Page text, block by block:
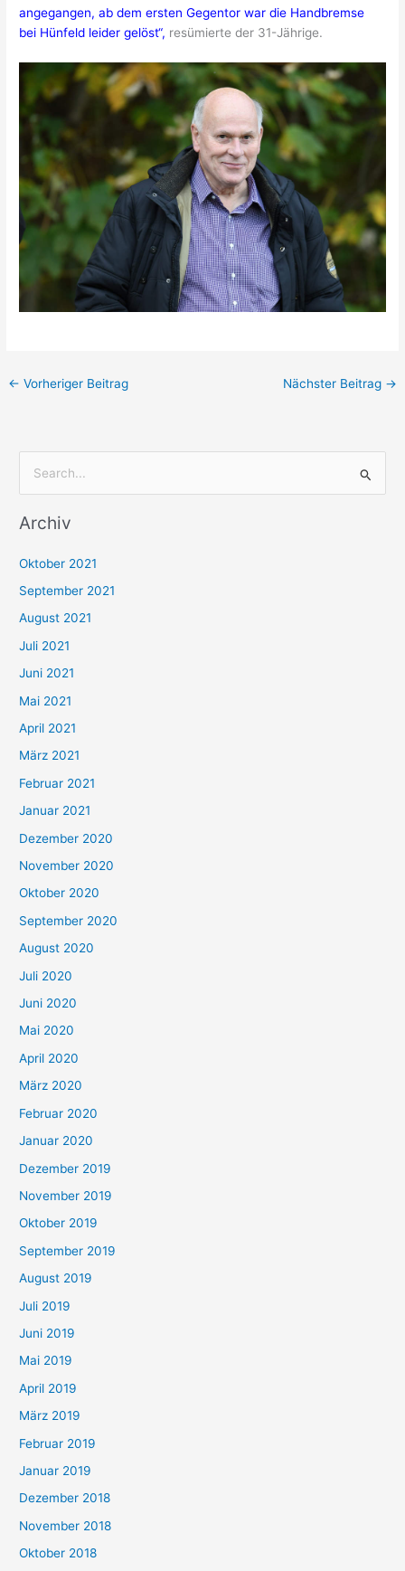
angegangen, ab dem ersten Gegentor war die Handbremse
bei Hünfeld leider gelöst“, resümierte der 31-Jährige.
← Vorheriger Beitrag Nächster Beitrag →
c
n
n
a
c
h
:
Archiv
Oktober 2021
September 2021
August 2021
Juli 2021
Juni 2021
Mai 2021
April 2021
März 2021
Februar 2021
Januar 2021
Dezember 2020
November 2020
Oktober 2020
September 2020
August 2020
Juli 2020
Juni 2020
Mai 2020
April 2020
März 2020
Februar 2020
Januar 2020
Dezember 2019
November 2019
Oktober 2019
September 2019
August 2019
Juli 2019
Juni 2019
Mai 2019
April 2019
März 2019
Februar 2019
Januar 2019
Dezember 2018
November 2018
Oktober 2018